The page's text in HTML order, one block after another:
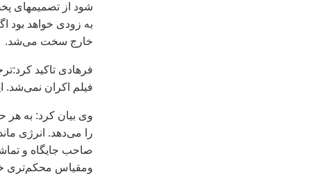
شود از تصميمهای
به زودی خواهد بود
خارج سخت می‌شد.
فرهادی تاکيد
فيلم اکران نمی‌شد.
وی بيان کرد: به هر
را می‌دهد. انرژی
صاحب جايگاه و
ومقياس محکم‌تری